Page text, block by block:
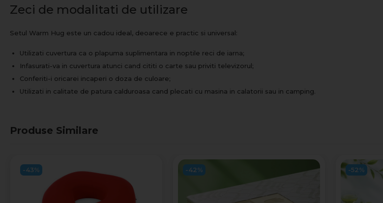
Zeci de modalitati de utilizare
Setul Warm Hug este un cadou ideal, deoarece e practic si universal:
Utilizati cuvertura ca o plapuma suplimentara in noptile reci de iarna;
Infasurati-va in cuvertura atunci cand cititi o carte sau priviti televizorul;
Conferiti-i oricarei incaperi o doza de culoare;
Utilizati in calitate de patura calduroasa cand plecati cu masina in calatorii sau in camping.
Produse Similare
-43% -42% -52%